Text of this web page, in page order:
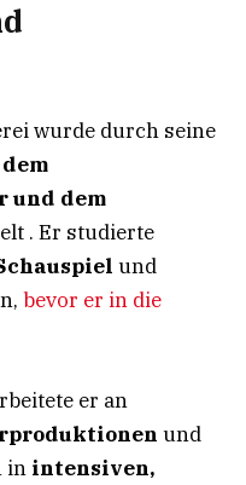
wurde durch seine
und dem
. Er studierte
und
bevor er in die
er an
und
in intensiven,